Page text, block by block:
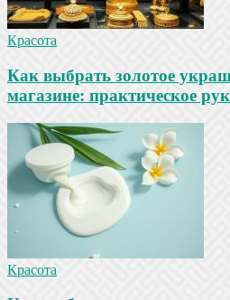
Красота
Как выбрать золотое
магазине: практическое
Красота